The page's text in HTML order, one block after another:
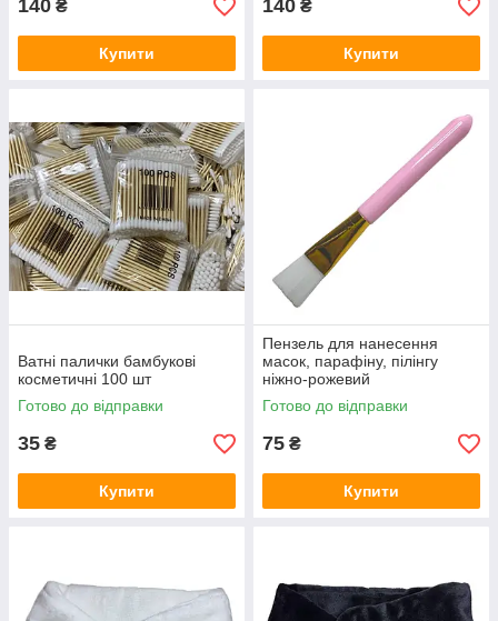
140 ₴
Купити
140 ₴
Купити
Ватні палички бамбукові
косметичні 100 шт
Готово до відправки
35 ₴
Купити
Пензель для нанесення
масок, парафіну, пілінгу
ніжно-рожевий
Готово до відправки
75 ₴
Купити